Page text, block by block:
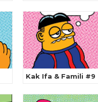
Kak Ifa & Famili #9